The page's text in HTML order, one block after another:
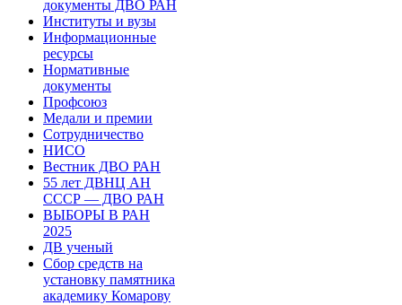
документы ДВО РАН
Институты и вузы
Информационные
ресурсы
Нормативные
документы
Профсоюз
Медали и премии
Сотрудничество
НИСО
Вестник ДВО РАН
55 лет ДВНЦ АН
СССР — ДВО РАН
ВЫБОРЫ В РАН
2025
ДВ ученый
Сбор средств на
установку памятника
академику Комарову